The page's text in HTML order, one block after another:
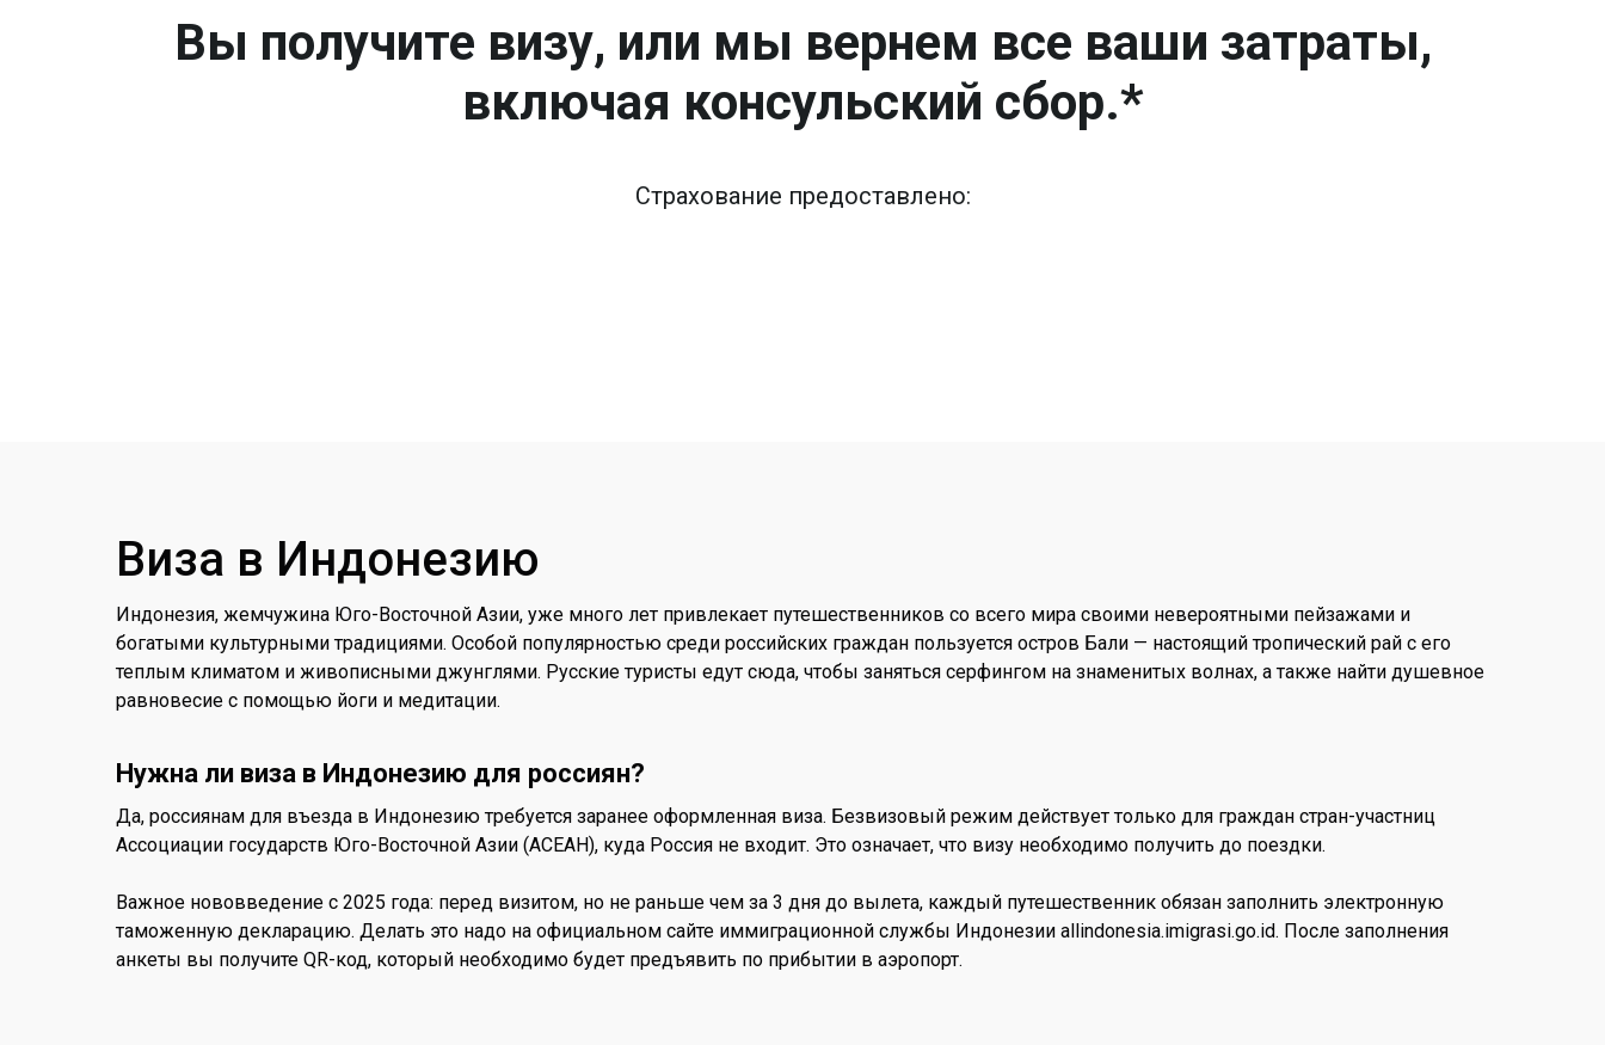
Вы получите визу, или мы вернем все ваши затраты,
включая консульский сбор.*
Страхование предоставлено:
Виза в Индонезию
Индонезия, жемчужина Юго-Восточной Азии, уже много лет привлекает путешественников со всего мира своими невероятными пейзажами и
богатыми культурными традициями. Особой популярностью среди российских граждан пользуется остров Бали — настоящий тропический рай с его
теплым климатом и живописными джунглями. Русские туристы едут сюда, чтобы заняться серфингом на знаменитых волнах, а также найти душевное
равновесие с помощью йоги и медитации.
Нужна ли виза в Индонезию для россиян?
Да, россиянам для въезда в Индонезию требуется заранее оформленная виза. Безвизовый режим действует только для граждан стран-участниц
Ассоциации государств Юго-Восточной Азии (АСЕАН), куда Россия не входит. Это означает, что визу необходимо получить до поездки.
Важное нововведение с 2025 года: перед визитом, но не раньше чем за 3 дня до вылета, каждый путешественник обязан заполнить электронную
таможенную декларацию. Делать это надо на официальном сайте иммиграционной службы Индонезии allindonesia.imigrasi.go.id. После заполнения
анкеты вы получите QR-код, который необходимо будет предъявить по прибытии в аэропорт.